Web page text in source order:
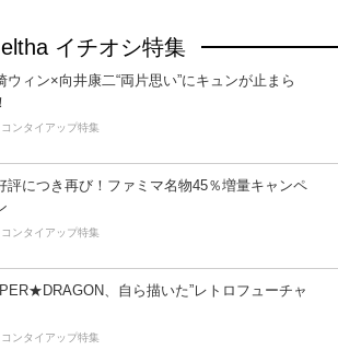
eltha イチオシ特集
ウィン×向井康二“両片思い”にキュンが止まら
コンタイアップ特集
評につき再び！ファミマ名物45％増量キャンペ
コンタイアップ特集
、自ら描いた”レトロフューチャ
コンタイアップ特集